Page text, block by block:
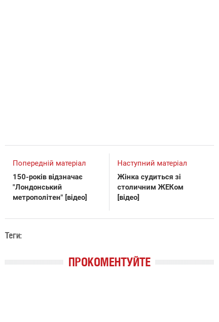
Попередній матеріал
150-років відзначає
"Лондонський
метрополітен" [відео]
Наступний матеріал
Жінка судиться зі
столичним ЖЕКом
[відео]
Теги:
ПРОКОМЕНТУЙТЕ